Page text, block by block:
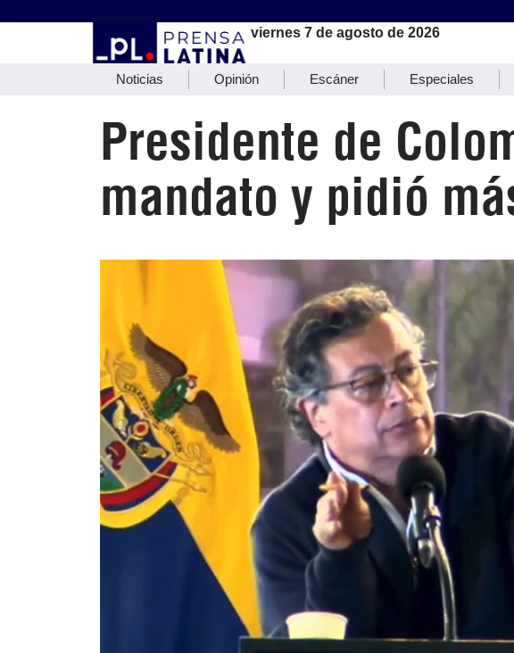
viernes 7 de agosto de 2026
Noticias Opinión Escáner Especiales
Presidente de
mandato y pidió